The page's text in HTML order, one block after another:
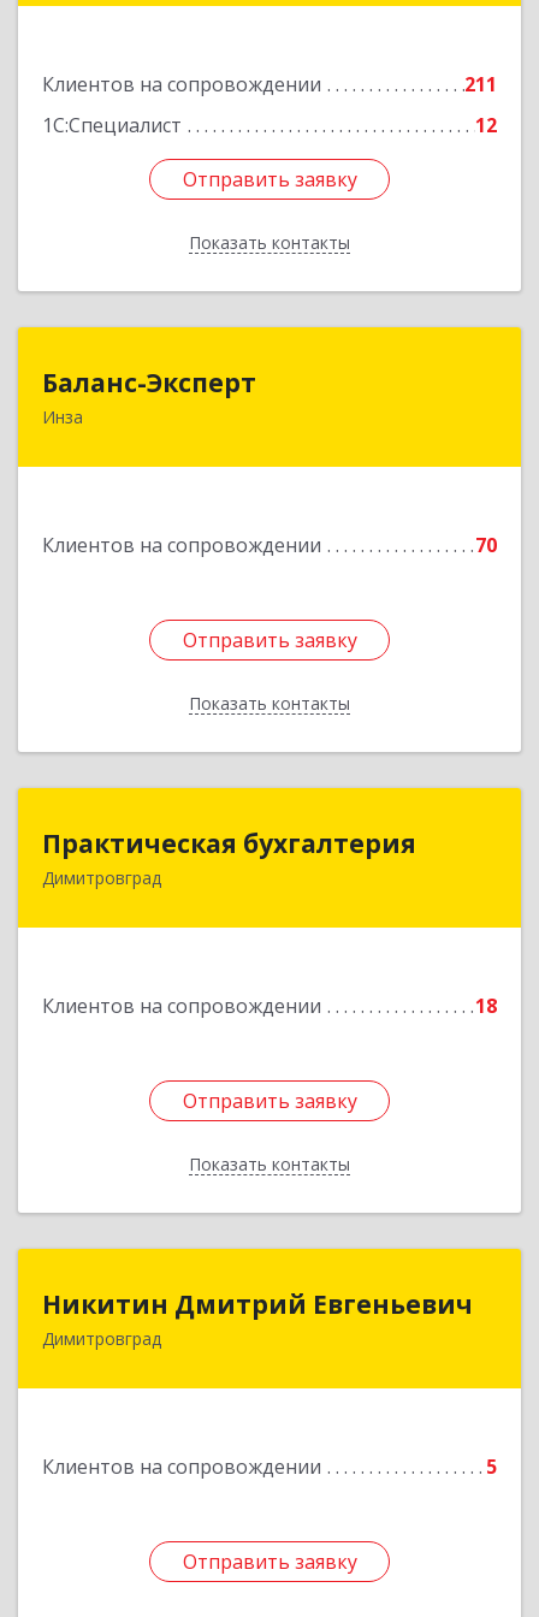
Клиентов на сопровождении
211
1С:Специалист
12
Отправить заявку
Показать контакты
Отправить заявку
Назад
Баланс-Эксперт
Инза
Клиентов на сопровождении 70
Отправить заявку
Показать контакты
433030, Ульяновская обл, Инзенский р-н, Инза
Отправить заявку
Назад
Практическая бухгалтерия
Димитровград
Клиентов на сопровождении 18
Отправить заявку
Показать контакты
Практическая бухгалтерия
433502, Ульяновская область, г.о. город
Подробнее
Отправить заявку
Назад
Никитин Дмитрий Евгеньевич
Димитровград
Клиентов на сопровождении 5
Отправить заявку
Никитин Дмитрий Евгеньевич
Отправить заявку